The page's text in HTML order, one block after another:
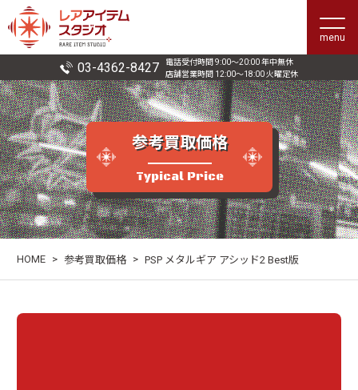
menu
03-4362-8427
電話受付時間 9:00〜20:00 年中無休
店舗営業時間 12:00〜18:00 火曜定休
参考買取価格
Typical Price
HOME > 参考買取価格 > PSP メタルギア アシッド2 Best版